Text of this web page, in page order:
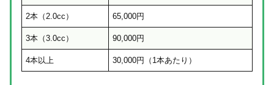
2本（2.0cc） 65,000円
3本（3.0cc） 90,000円
4本以上 30,000円（1本あたり）